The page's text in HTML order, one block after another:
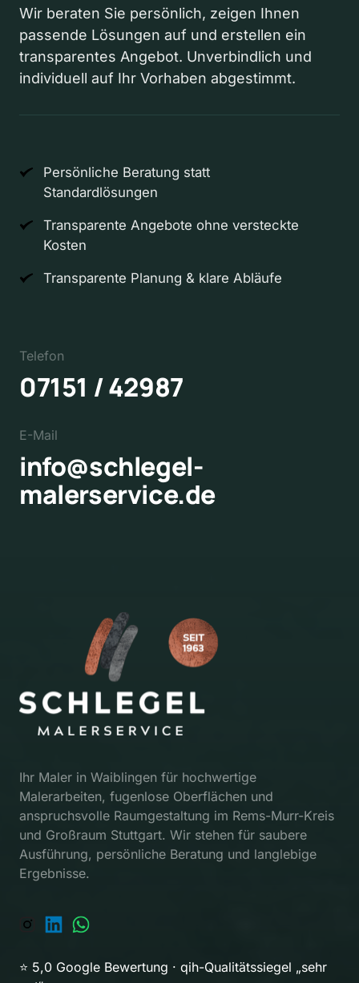
Wir beraten Sie persönlich, zeigen Ihnen
passende Lösungen auf und erstellen ein
transparentes Angebot. Unverbindlich und
individuell auf Ihr Vorhaben abgestimmt.
Persönliche Beratung statt
Standardlösungen
Transparente Angebote ohne versteckte
Kosten
Transparente Planung & klare Abläufe
Telefon
07151 / 42987
E-Mail
info@schlegel-
malerservice.de
Ihr Maler in Waiblingen für hochwertige
Malerarbeiten, fugenlose Oberflächen und
anspruchsvolle Raumgestaltung im Rems-Murr-Kreis
und Großraum Stuttgart. Wir stehen für saubere
Ausführung, persönliche Beratung und langlebige
Ergebnisse.
⭐ 5,0 Google Bewertung · qih-Qualitätssiegel „sehr